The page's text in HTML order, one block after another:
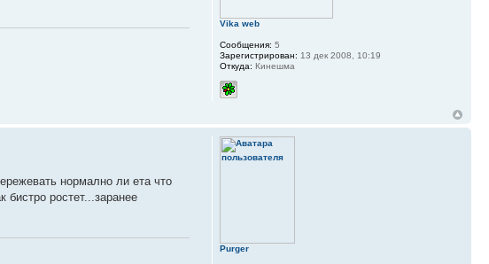
Vika web
Сообщения: 5
Зарегистрирован: 13 дек 2008, 10:19
Откуда: Кинешма
нормално ли ета что
бистро ростет...заранее
Purger